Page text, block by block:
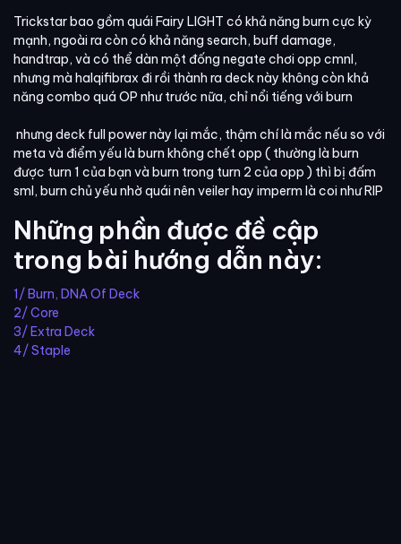
Trickstar bao gồm quái Fairy LIGHT có khả năng burn cực kỳ
mạnh, ngoài ra còn có khả năng search, buff damage,
handtrap, và có thể dàn một đống negate chơi opp cmnl,
nhưng mà halqifibrax đi rồi thành ra deck này không còn khả
năng combo quá OP như trước nữa, chỉ nổi tiếng với burn
nhưng deck full power này lại mắc, thậm chí là mắc nếu so với
meta và điểm yếu là burn không chết opp ( thường là burn
được turn 1 của bạn và burn trong turn 2 của opp ) thì bị đấm
sml, burn chủ yếu nhờ quái nên veiler hay imperm là coi như RIP
Những phần được đề cập
trong bài hướng dẫn này:
1/ Burn, DNA Of Deck
2/ Core
3/ Extra Deck
4/ Staple